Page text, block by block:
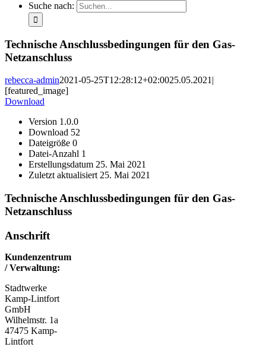
Suche nach:
Technische Anschlussbedingungen für den Gas-
Netzanschluss
rebecca-admin2021-05-25T12:28:12+02:0025.05.2021|
[featured_image]
Download
Version 1.0.0
Download 52
Dateigröße 0
Datei-Anzahl 1
Erstellungsdatum 25. Mai 2021
Zuletzt aktualisiert25. Mai 2021
Technische Anschlussbedingungen für den Gas-
Netzanschluss
Anschrift
Kundenzentrum
/ Verwaltung:
Stadtwerke
Kamp-Lintfort
GmbH
Wilhelmstr. 1a
47475 Kamp-
Lintfort